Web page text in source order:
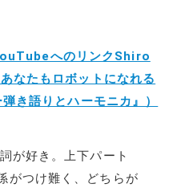
へのリンクShiro
たもロボットになれる
き語りとハーモニカ』）
が好き。上下パート
がつけ難く、どちらが